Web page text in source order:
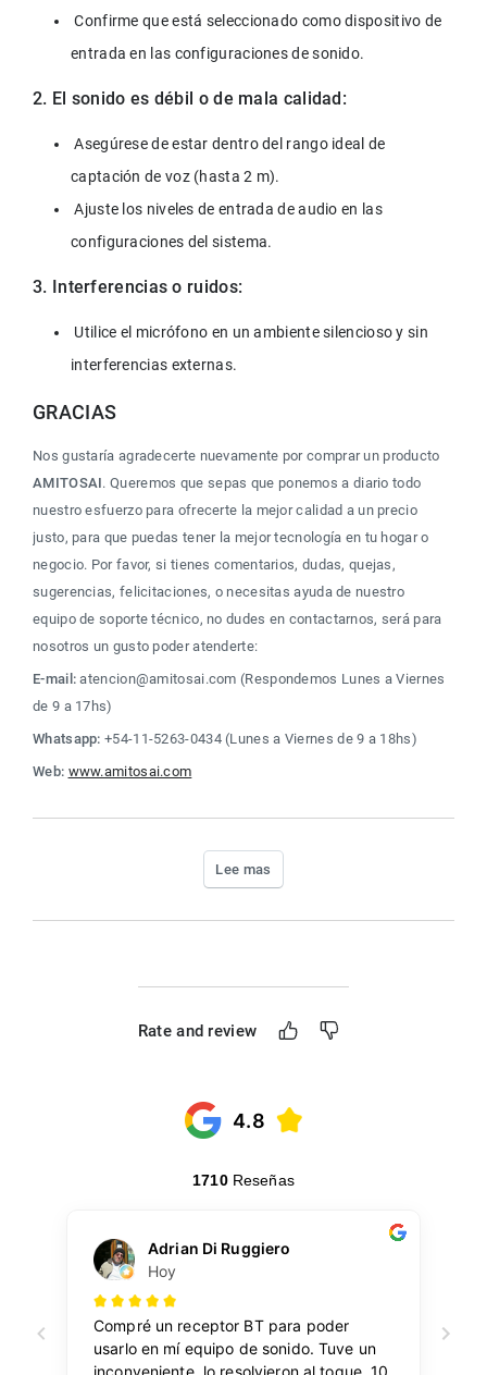
Confirme que está seleccionado como dispositivo de
entrada en las configuraciones de sonido.
2. El sonido es débil o de mala calidad:
Asegúrese de estar dentro del rango ideal de
captación de voz (hasta 2 m).
Ajuste los niveles de entrada de audio en las
configuraciones del sistema.
3. Interferencias o ruidos:
Utilice el micrófono en un ambiente silencioso y sin
interferencias externas.
GRACIAS
Nos gustaría agradecerte nuevamente por comprar un producto
AMITOSAI. Queremos que sepas que ponemos a diario todo
nuestro esfuerzo para ofrecerte la mejor calidad a un precio
justo, para que puedas tener la mejor tecnología en tu hogar o
negocio. Por favor, si tienes comentarios, dudas, quejas,
sugerencias, felicitaciones, o necesitas ayuda de nuestro
equipo de soporte técnico, no dudes en contactarnos, será para
nosotros un gusto poder atenderte:
E-mail: atencion@amitosai.com (Respondemos Lunes a Viernes
de 9 a 17hs)
Whatsapp: +54-11-5263-0434 (Lunes a Viernes de 9 a 18hs)
Web: www.amitosai.com
Lee mas
Rate and review